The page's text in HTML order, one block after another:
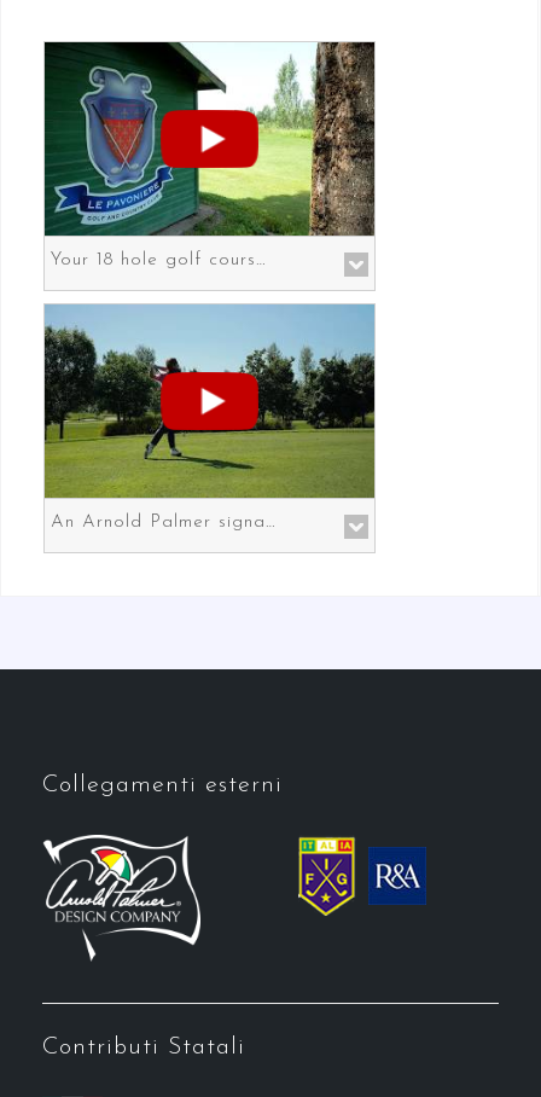
Your 18 hole golf course in Prato the gateway to Florence
An Arnold Palmer signature course in Prato the gateway to Florence
Collegamenti esterni
Contributi Statali